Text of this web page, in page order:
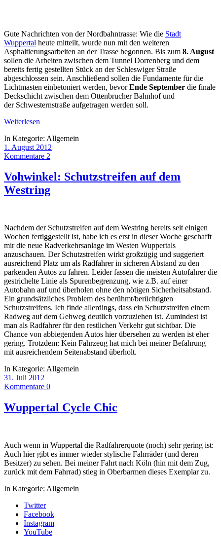
Gute Nachrichten von der Nordbahntrasse: Wie die Stadt
Wuppertal heute mitteilt, wurde nun mit den weiteren
Asphaltierungsarbeiten an der Trasse begonnen. Bis zum 8. August
sollen die Arbeiten zwischen dem Tunnel Dorrenberg und dem
bereits fertig gestellten Stück an der Schleswiger Straße
abgeschlossen sein. Anschließend sollen die Fundamente für die
Lichtmasten einbetoniert werden, bevorEnde September die finale
Deckschicht zwischen dem Ottenbrucher Bahnhof und
der Schwesternstraße aufgetragen werden soll.
Weiterlesen
In Kategorie: Allgemein
1. August 2012
Kommentare 2
Vohwinkel: Schutzstreifen auf dem
Westring
Nachdem der Schutzstreifen auf dem Westring bereits seit einigen
Wochen fertiggestellt ist, habe ich es erst in dieser Woche geschafft
mir die neue Radverkehrsanlage im Westen Wuppertals
anzuschauen. Der Schutzstreifen wirkt großzügig und suggeriert
ausreichend Platz um als Radfahrer in sicheren Abstand zu den
parkenden Autos zu fahren. Leider fassen die meisten Autofahrer die
gestrichelte Linie als Spurenbegrenzung, wie z.B. auf einer
Autobahn auf und überholen ohne den nötigen Sicherheitsabstand.
Ein grundsätzliches Problem des berühmt/berüchtigten
Schutzstreifens. Ich finde allerdings, dass ein Schutzstreifen einem
Radweg auf dem Gehweg deutlich vorzuziehen ist. Zumindest ist
man als Radfahrer für den restlichen Verkehr gut sichtbar. Die
Chance von abbiegenden Autos hier übersehen zu werden ist eher
gering. Trotzdem: Kein Fahrzeug hat mich bei meiner Befahrung
mit ausreichendem Seitenabstand überholt.
In Kategorie: Allgemein
31. Juli 2012
Kommentare 0
Wuppertal Cycle Chic
Auch wenn in Wuppertal die Radfahrerquote (noch) sehr gering ist:
Auch hier gibt es immer wieder stylische Fahrräder (und deren
Besitzer) zu sehen. Bei meiner Fahrt nach Köln (hin mit dem Zug,
zurück mit dem Fahrrad) stieg in Oberbarmen dieses Exemplar zu.
In Kategorie: Allgemein
Twitter
Facebook
Instagram
YouTube